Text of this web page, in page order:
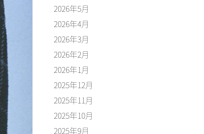
2026年5月
2026年4月
2026年3月
2026年2月
2026年1月
2025年12月
2025年11月
2025年10月
2025年9月